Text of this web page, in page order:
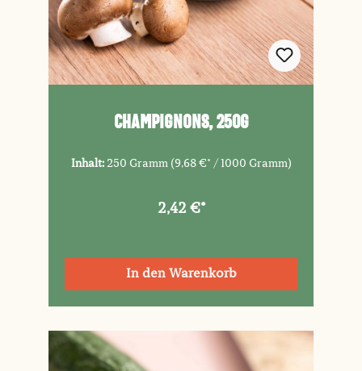
Champignons, 250g
Inhalt: 250 Gramm (9,68 €* / 1000 Gramm)
2,42 €*
In den Warenkorb